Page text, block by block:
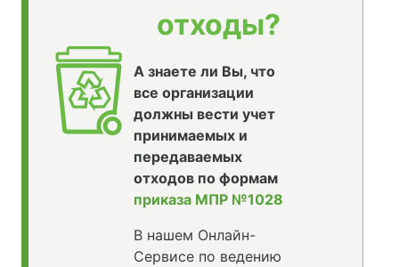
отходы?
А знаете ли Вы, что
все организации
должны вести учет
принимаемых и
передаваемых
отходов по формам
приказа МПР №1028
В нашем Онлайн-
Сервисе по ведению